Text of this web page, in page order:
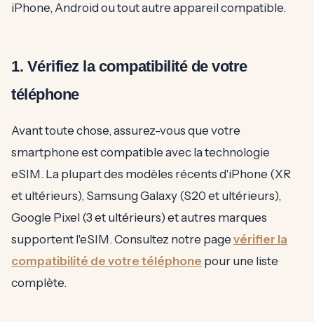
iPhone, Android ou tout autre appareil compatible.
1. Vérifiez la compatibilité de votre
téléphone
Avant toute chose, assurez-vous que votre
smartphone est compatible avec la technologie
eSIM. La plupart des modèles récents d'iPhone (XR
et ultérieurs), Samsung Galaxy (S20 et ultérieurs),
Google Pixel (3 et ultérieurs) et autres marques
supportent l'eSIM. Consultez notre page vérifier la
compatibilité de votre téléphone pour une liste
complète.